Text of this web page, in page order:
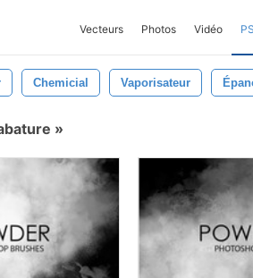
Vecteurs Photos Vidéo
Chemicial Vaporisateur